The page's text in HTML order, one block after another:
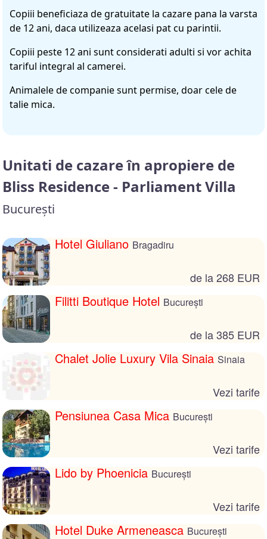
Copiii beneficiaza de gratuitate la cazare pana la varsta
de 12 ani, daca utilizeaza acelasi pat cu parintii.
Copiii peste 12 ani sunt considerati adulti si vor achita
tariful integral al camerei.
Animalele de companie sunt permise, doar cele de
talie mica.
Unitati de cazare în apropiere de
Bliss Residence - Parliament Villa
București
Hotel Giuliano Bragadiru
de la 268 EUR
Filitti Boutique Hotel București
de la 385 EUR
Chalet Jolie Luxury Vila Sinaia Sinaia
Vezi tarife
Pensiunea Casa Mica București
Vezi tarife
Lido by Phoenicia București
Vezi tarife
Hotel Duke Armeneasca București